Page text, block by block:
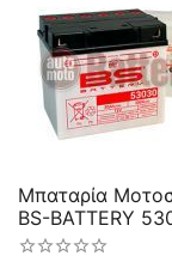
Μπαταρία
BS-BATTERY 53030 DRY
30AH 300EN